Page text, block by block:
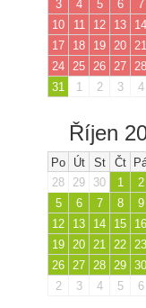
3 4 5 6 7
10
11 12 13 14
17
18 19 20 21
24
25 26 27 28
31
1 2 3 4
Říjen
Po Út St Čt
28
29 30 1 2
5
6 7 8 9
12
13 14 15 16
19 20 21 22 23
26 27 28 29 30
2
3 4 5 6